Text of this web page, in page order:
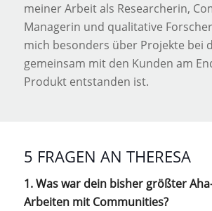
meiner Arbeit als Researcherin,
Managerin und qualitative
mich besonders über Projekte bei
gemeinsam mit den Kunden am
Produkt entstanden ist.
5 FRAGEN AN THERESA
1. Was war dein bisher größter
Arbeiten mit Communities?